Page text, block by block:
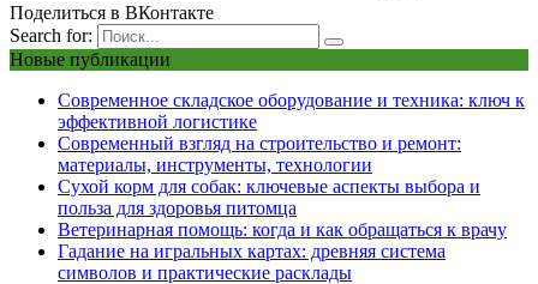
Поделиться в ВКонтакте
Search for:
Новые публикации
Современное складское оборудование и техника: ключ к
эффективной логистике
Современный взгляд на строительство и ремонт:
материалы, инструменты, технологии
Сухой корм для собак: ключевые аспекты выбора и
польза для здоровья питомца
Ветеринарная помощь: когда и как обращаться к врачу
Гадание на игральных картах: древняя система
символов и практические расклады